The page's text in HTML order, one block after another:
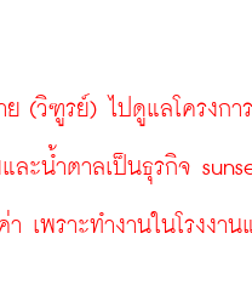
(วิฑูรย์) ไปดูแลโครงกา
ละน้ำตาลเป็นธุรกิจ
เพราะทำงานในโรงงาน